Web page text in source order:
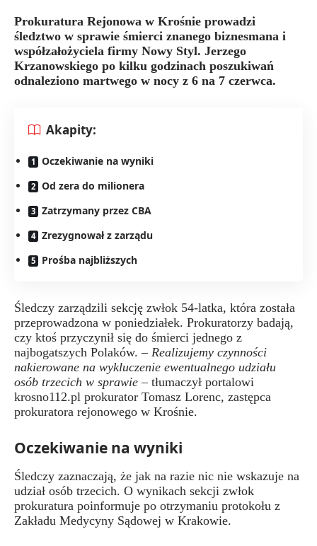
Prokuratura Rejonowa w Krośnie prowadzi
śledztwo w sprawie śmierci znanego biznesmana i
współzałożyciela firmy Nowy Styl. Jerzego
Krzanowskiego po kilku godzinach poszukiwań
odnaleziono martwego w nocy z 6 na 7 czerwca.
Akapity:
Oczekiwanie na wyniki
Od zera do milionera
Zatrzymany przez CBA
Zrezygnował z zarządu
Prośba najbliższych
Śledczy zarządzili sekcję zwłok 54-latka, która została
przeprowadzona w poniedziałek. Prokuratorzy badają,
czy ktoś przyczynił się do śmierci jednego z
najbogatszych Polaków. – Realizujemy czynności
nakierowane na wykluczenie ewentualnego udziału
osób trzecich w sprawie – tłumaczył portalowi
krosno112.pl prokurator Tomasz Lorenc, zastępca
prokuratora rejonowego w Krośnie.
Oczekiwanie na wyniki
Śledczy zaznaczają, że jak na razie nic nie wskazuje na
udział osób trzecich. O wynikach sekcji zwłok
prokuratura poinformuje po otrzymaniu protokołu z
Zakładu Medycyny Sądowej w Krakowie.